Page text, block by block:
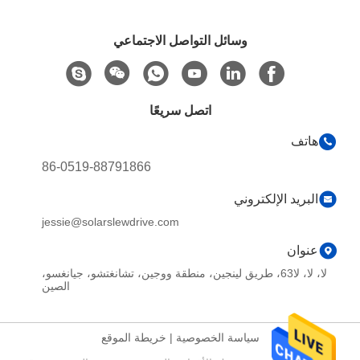
وسائل التواصل الاجتماعي
اتصل سريعًا
هاتف
86-0519-88791866
البريد الإلكتروني
jessie@solarslewdrive.com
عنوان
لا، لا، لا63، طريق لينجين، منطقة ووجين، تشانغتشو، جيانغسو،
الصين
سياسة الخصوصية|خريطة الموقع